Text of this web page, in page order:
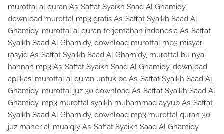
murottal al quran As-Saffat Syaikh Saad Al Ghamidy,
download murottal mp3 gratis As-Saffat Syaikh Saad Al
Ghamidy, murottal al quran terjemahan indonesia As-Saffat
Syaikh Saad Al Ghamidy, download murottal mp3 misyari
rasyid As-Saffat Syaikh Saad Al Ghamidy, murottal bu nyai
hannah mp3 As-Saffat Syaikh Saad Al Ghamidy, download
aplikasi murottal al quran untuk pc As-Saffat Syaikh Saad Al
Ghamidy, murottal juz 30 download As-Saffat Syaikh Saad Al
Ghamidy, mp3 murottal syaikh muhammad ayyub As-Saffat
Syaikh Saad Al Ghamidy, download mp3 murottal quran 30
juz maher al-muaiqly As-Saffat Syaikh Saad Al Ghamidy,